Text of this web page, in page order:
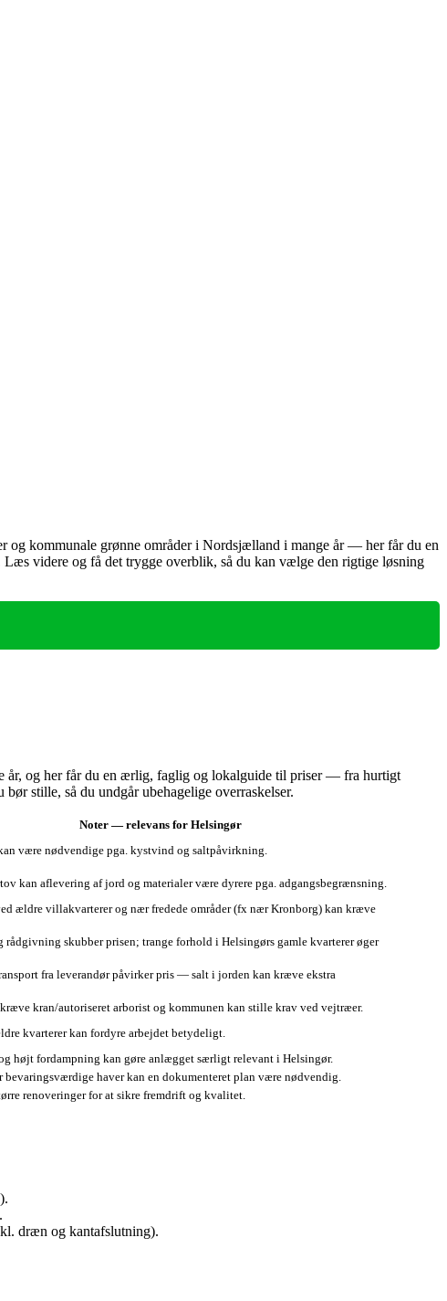
og kommunale grønne områder i Nordsjælland i mange år — her får du en
videre og få det trygge overblik, så du kan vælge den rigtige løsning
år, og her får du en ærlig, faglig og lokalguide til priser — fra hurtigt
stille, så du undgår ubehagelige overraskelser.
Noter — relevans for Helsingør
være nødvendige pga. kystvind og saltpåvirkning.
kan aflevering af jord og materialer være dyrere pga. adgangsbegrænsning.
ældre villakvarterer og nær fredede områder (fx nær Kronborg) kan kræve
rådgivning skubber prisen; trange forhold i Helsingørs gamle kvarterer øger
fra leverandør påvirker pris — salt i jorden kan kræve ekstra
kran/autoriseret arborist og kommunen kan stille krav ved vejtræer.
kvarterer kan fordyre arbejdet betydeligt.
højt fordampning kan gøre anlægget særligt relevant i Helsingør.
bevaringsværdige haver kan en dokumenteret plan være nødvendig.
renoveringer for at sikre fremdrift og kvalitet.
dræn og kantafslutning).